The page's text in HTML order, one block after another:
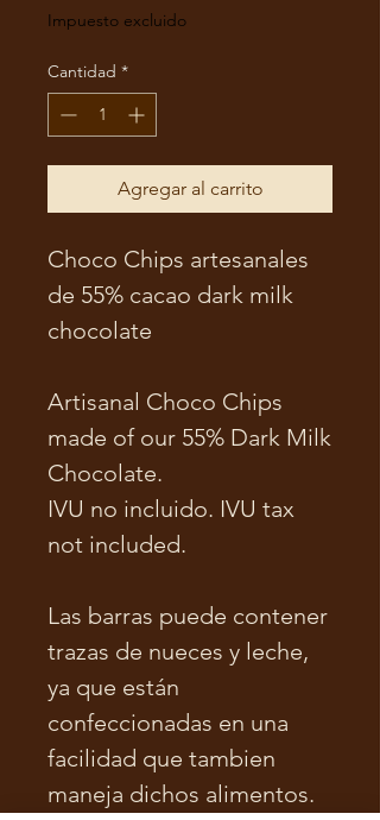
Impuesto excluido
Cantidad *
Agregar al carrito
Choco Chips artesanales
de 55% cacao dark milk
chocolate
Artisanal Choco Chips
made of our 55% Dark Milk
Chocolate.
IVU no incluido. IVU tax
not included.
Las barras puede contener
trazas de nueces y leche,
ya que están
confeccionadas en una
facilidad que tambien
maneja dichos alimentos.